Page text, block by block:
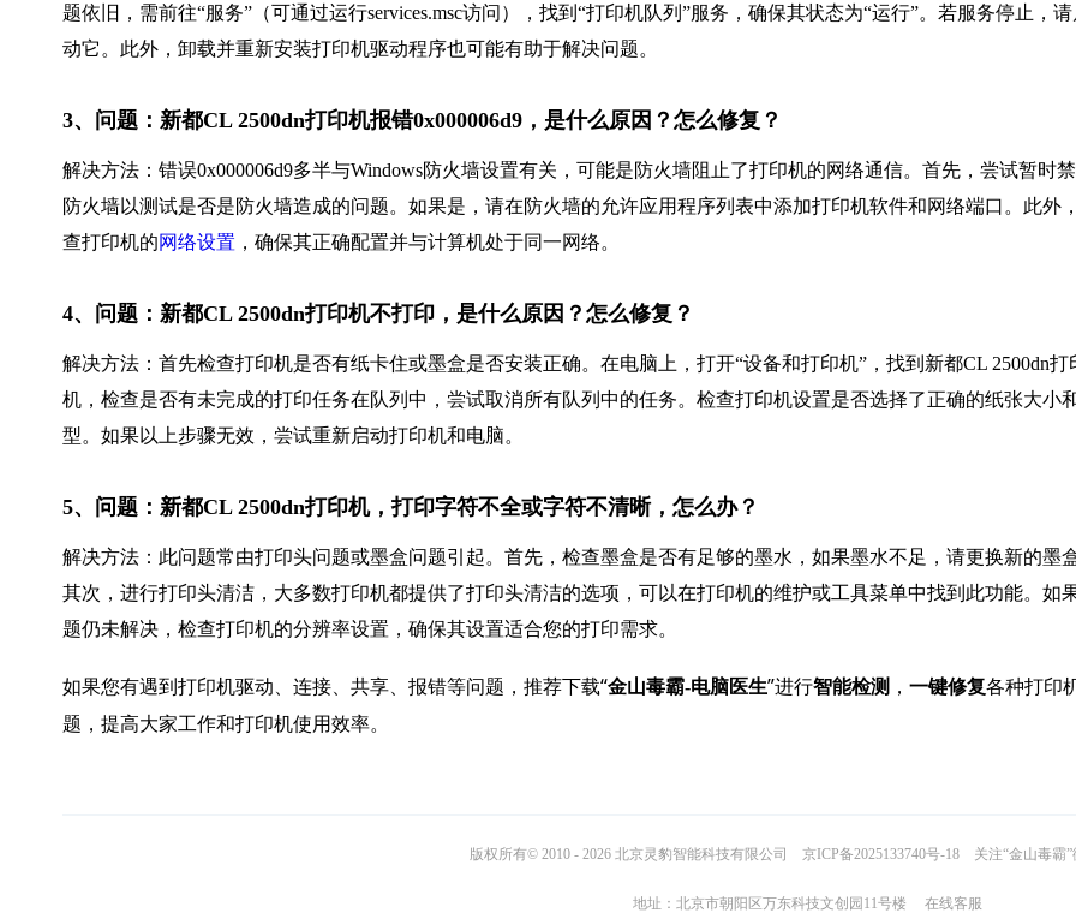
题依旧，需前往“服务”（可通过运行services.msc访问），找到“打印机队列”服务，确保其状态为“运行”。若服务停止，请
动它。此外，卸载并重新安装打印机驱动程序也可能有助于解决问题。
3、问题：新都CL 2500dn打印机报错0x000006d9，是什么原因？怎么修复？
解决方法：错误0x000006d9多半与Windows防火墙设置有关，可能是防火墙阻止了打印机的网络通信。首先，尝试暂时
防火墙以测试是否是防火墙造成的问题。如果是，请在防火墙的允许应用程序列表中添加打印机软件和网络端口。此外
查打印机的网络设置 ，确保其正确配置并与计算机处于同一网络。
4、问题：新都CL 2500dn打印机不打印，是什么原因？怎么修复？
解决方法：首先检查打印机是否有纸卡住或墨盒是否安装正确。在电脑上，打开“设备和打印机”，找到新都CL 2500dn打
机，检查是否有未完成的打印任务在队列中，尝试取消所有队列中的任务。检查打印机设置是否选择了正确的纸张大小
型。如果以上步骤无效，尝试重新启动打印机和电脑。
5、问题：新都CL 2500dn打印机，打印字符不全或字符不清晰，怎么办？
解决方法：此问题常由打印头问题或墨盒问题引起。首先，检查墨盒是否有足够的墨水，如果墨水不足，请更换新的墨盒
其次，进行打印头清洁，大多数打印机都提供了打印头清洁的选项，可以在打印机的维护或工具菜单中找到此功能。如
题仍未解决，检查打印机的分辨率设置，确保其设置适合您的打印需求。
如果您有遇到打印机驱动、连接、共享、报错等问题，推荐下载“金山毒霸-电脑医生”进行智能检测 ， 一键修复各种打印
题，提高大家工作和打印机使用效率。
版权所有© 2010 - 2026 北京灵豹智能科技有限公司 京ICP备2025133740号-18 关注“金山毒霸
地址：北京市朝阳区万东科技文创园11号楼 在线客服